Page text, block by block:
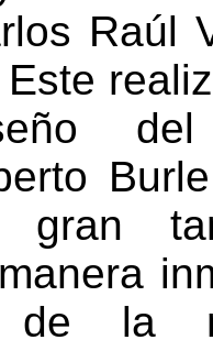
Raúl
del
gran
de la